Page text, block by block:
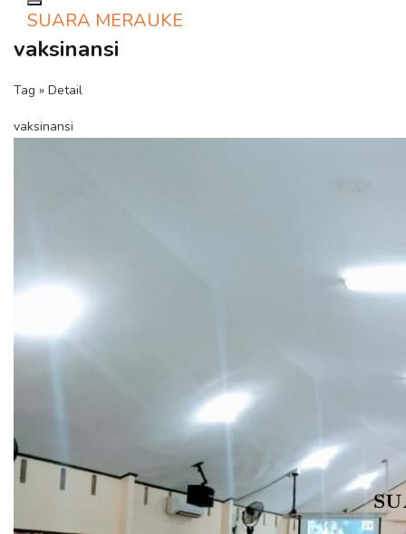
Toggle navigation
SUARA MERAUKE
vaksinansi
Tag » Detail
vaksinansi